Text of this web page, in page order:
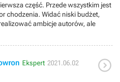
część. Przede wszystkim jest
chodzenia. Widać niski budżet,
ambicje autorów, ale
Ekspert 2021.06.02 